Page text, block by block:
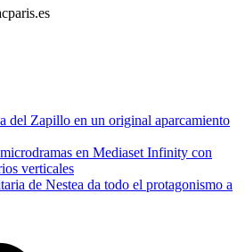
del Zapillo en un original aparcamiento
en Mediaset Infinity con
verticales
de Nestea da todo el protagonismo a